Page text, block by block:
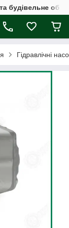
будівельне
Гідравлічні